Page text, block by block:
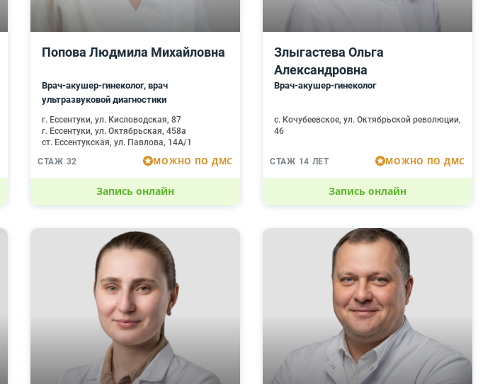
Попова Людмила Михайловна
Врач-акушер-гинеколог, врач
ультразвуковой диагностики
г. Ессентуки, ул. Кисловодская, 87
г. Ессентуки, ул. Октябрьская, 458а
ст. Ессентукская, ул. Павлова, 14А/1
СТАЖ 32
МОЖНО ПО ДМС
Запись онлайн
Злыгастева Ольга
Александровна
Врач-акушер-гинеколог
с. Кочубеевское, ул. Октябрьской революции,
46
СТАЖ 14 ЛЕТ МОЖНО ПО ДМС
Запись онлайн